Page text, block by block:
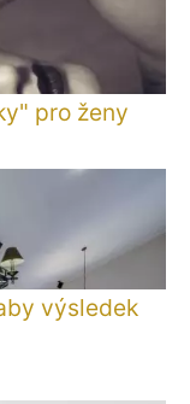
pro ženy
výsledek